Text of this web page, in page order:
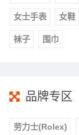
女士手表 女鞋
袜子 围巾
品牌专区
劳力士(Rolex)